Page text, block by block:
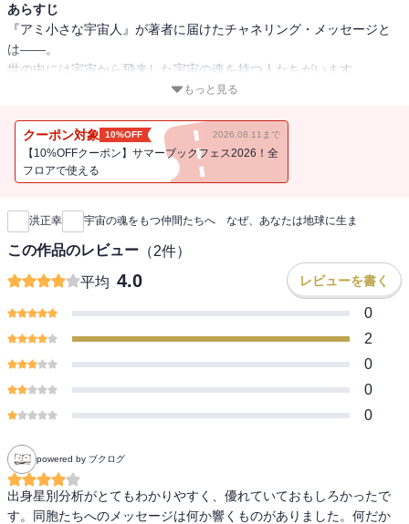
あらすじ
『アミ小さな宇宙人』が著者に届けたチャネリング・メッセージと
は――。
世の中には宇宙から飛来した宇宙の魂を持つ人たちがいます。
それゆえに、周囲から孤立したり、深い孤独のうちにおかれること
そんな、地球へ光を届けるために悲しみを背負って生まれてきた、
すべての魂たちへ、
宇宙人の魂を理解する手助けと、「自分の個性を愛し、それぞれの
愛と目覚めのスピリチュアル・メッセージを届けます。
もっと見る
クーポン対象 10%OFF 2026.08.11まで
【10%OFFクーポン】サマーブックフェス2026！全
フロアで使える
新刊通知
洪正幸 宇宙の魂をもつ仲間たちへ なぜ、あなたは地球に生ま
この作品のレビュー （2件）
平均 4.0 レビューを書く
0
2
0
0
0
powered by ブクログ
出身星別分析がとてもわかりやすく、優れていておもしろかったで
す。同胞たちへのメッセージは何か響くものがありました。何だか